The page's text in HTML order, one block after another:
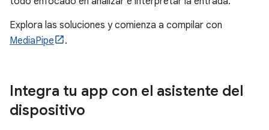
Explora las soluciones y comienza a compilar con
MediaPipe
.
Integra tu app con el asistente del
dispositivo